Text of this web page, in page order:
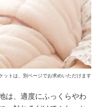
トは、別ページでお求めいただけます
は、適度にふっくらやわ